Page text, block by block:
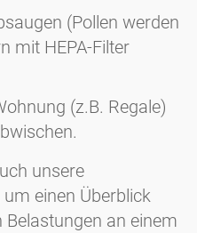
(Pollen werden
mit HEPA-Filter
(z.B. Regale)
unsere
um einen Überblick
an einem